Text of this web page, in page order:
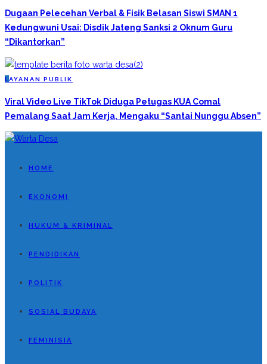
Dugaan Pelecehan Verbal & Fisik Belasan Siswi SMAN 1
Kedungwuni Usai: Disdik Jateng Sanksi 2 Oknum Guru
“Dikantorkan”
L AYANAN PUBLIK
Viral Video Live TikTok Diduga Petugas KUA Comal
Pemalang Saat Jam Kerja, Mengaku “Santai Nunggu Absen”
HOME
EKONOMI
HUKUM & KRIMINAL
PENDIDIKAN
POLITIK
SOSIAL BUDAYA
FEMINISIA